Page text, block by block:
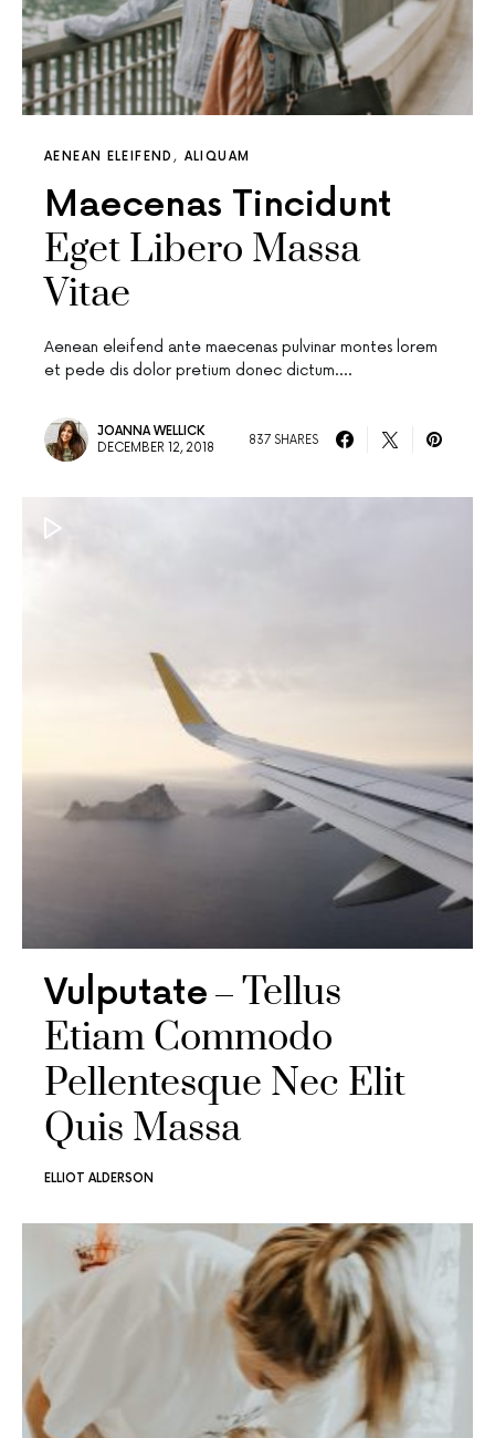
AENEAN ELEIFEND ALIQUAM
Maecenas Tincidunt
Eget Libero Massa
Vitae
Aenean eleifend ante maecenas pulvinar montes lorem
et pede dis dolor pretium donec dictum.…
JOANNA WELLICK
DECEMBER 12, 2018
837 SHARES
Vulputate
Tellus
Etiam Commodo
Pellentesque Nec Elit
Quis Massa
ELLIOT ALDERSON